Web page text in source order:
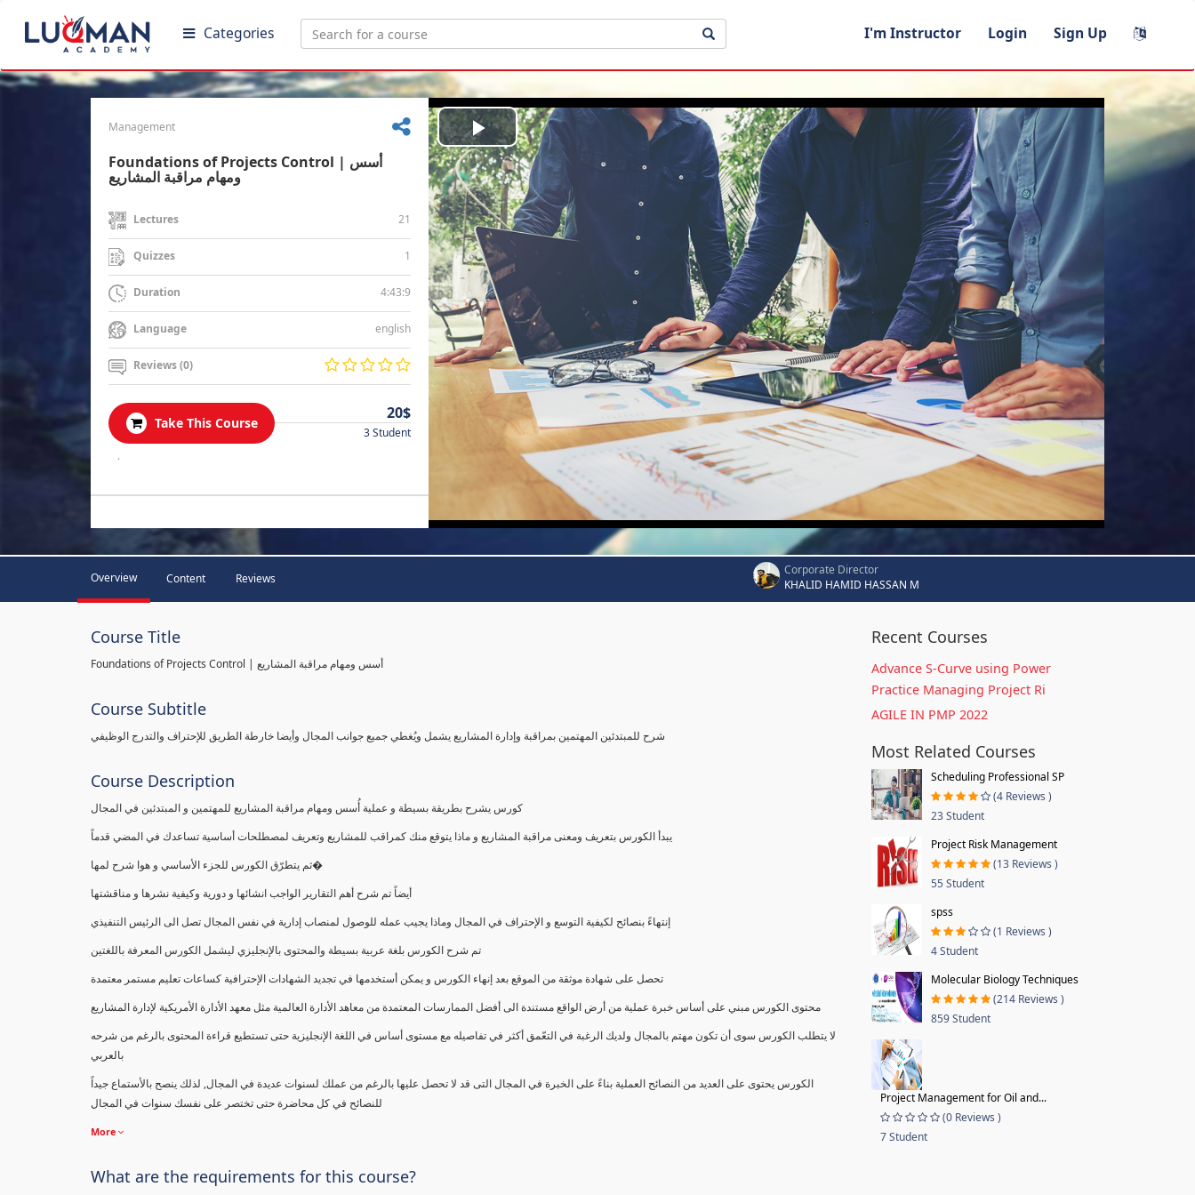
Categories I'm Instructor Login Sign Up
Management
Foundations of Projects Control | أسس
ومهام مراقبة المشاريع
Lectures 21
Quizzes 1
Duration 4:43:9
Language english
Reviews (0)
Take This Course
20$
3 Student
.
Play
Video
Overview Content Reviews
Corporate Director
KHALID HAMID HASSAN M
Course Title
Foundations of Projects Control | أسس ومهام مراقبة المشاريع
Course Subtitle
شرح للمبتدئين المهتمين بمراقبة وإدارة المشاريع يشمل ويُغطي جميع جوانب المجال وأيضا خارطة الطريق للإحتراف والتدرج الوظيفي
Course Description
كورس يشرح بطريقة بسيطة و عملية أُسس ومهام مراقبة المشاريع للمهتمين و المبتدئين في المجال
يبدأ الكورس بتعريف ومعنى مراقبة المشاريع و ماذا يتوقع منك كمراقب للمشاريع وتعريف لمصطلحات أساسية تساعدك في المضي قدماً
ثم يتطرّق الكورس للجزء الأساسي و هوا شرح لمها�
أيضاً تم شرح أهم التقارير الواجب انشائها و دورية وكيفية نشرها و مناقشتها
إنتهاءً بنصائح لكيفية التوسع و الإحتراف في المجال وماذا يجيب عمله للوصول لمنصاب إدارية في نفس المجال تصل الى الرئيس التنفيذي
تم شرح الكورس بلغة عربية بسيطة والمحتوى بالإنجليزي ليشمل الكورس المعرفة باللغتين
تحصل على شهادة موثقة من الموقع بعد إنهاء الكورس و يمكن أستخدمها في تجديد الشهادات الإحترافية كساعات تعليم مستمر معتمدة
محتوى الكورس مبني على أساس خبرة عملية من أرض الواقع مستندة الى أفضل الممارسات المعتمدة من معاهد الأدارة العالمية مثل معهد الأدارة الأمريكية لإدارة المشاريع
لا يتطلب الكورس سوى أن تكون مهتم بالمجال ولديك الرغبة في التعّمق أكثر في تفاصيله مع مستوى أساس في اللغة الإنجليزية حتى تستطيع قراءة المحتوى بالرغم من شرحه
بالعربي
الكورس يحتوى على العديد من النصائح العملية بناءً على الخبرة في المجال التى قد لا تحصل عليها بالرغم من عملك لسنوات عديدة في المجال, لذلك ينصح بالأستماع جيداً
للنصائح في كل محاضرة حتى تختصر على نفسك سنوات في المجال
More
What are the requirements for this course?
Recent Courses
Advance S-Curve using Power
Practice Managing Project Ri
AGILE IN PMP 2022
Most Related Courses
Scheduling Professional SP
(4 Reviews )
23 Student
Project Risk Management
(13 Reviews )
55 Student
spss
(1 Reviews )
4 Student
Molecular Biology Techniques
(214 Reviews )
859 Student
Project Management for Oil and...
(0 Reviews )
7 Student